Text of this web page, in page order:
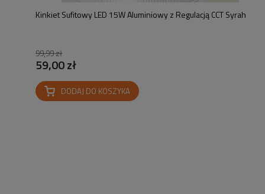
Kinkiet Sufitowy LED 15W Aluminiowy z Regulacją CCT Syrah
99,99 zł
59,00 zł
DODAJ DO KOSZYKA